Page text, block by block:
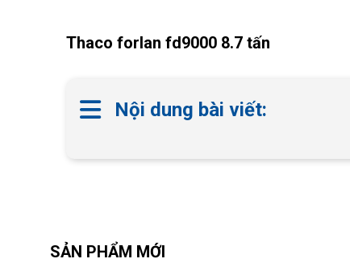
Thaco forlan fd9000 8.7 tấn
Nội dung bài viết:
SẢN PHẨM MỚI